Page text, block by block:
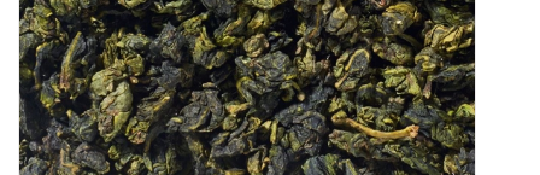
auf
der
Produktseite
gewählt
werden